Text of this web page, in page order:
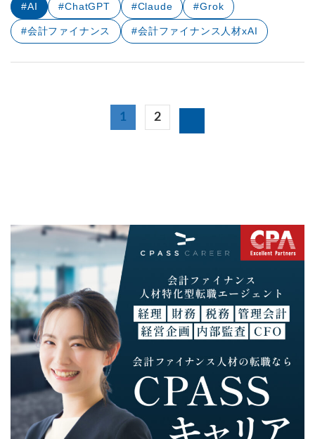
#AI #ChatGPT #Claude #Grok
#会計ファイナンス #会計ファイナンス人材xAI
1 2